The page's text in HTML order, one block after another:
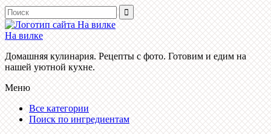
На вилке
Домашняя кулинария. Рецепты с фото. Готовим и едим на
нашей уютной кухне.
Меню
Все категории
Поиск по ингредиентам